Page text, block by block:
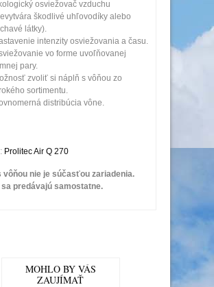
osviežovač vzduchu
škodlivé uhľovodíky alebo
látky).
intenzity osviežovania a času.
vo forme uvoľňovanej
pary.
zvoliť si náplň s vôňou zo
sortimentu.
distribúcia vône.
Prolitec Air Q 270
vôňou nie je súčasťou zariadenia.
sa predávajú samostatne.
MOHLO BY VÁS
ZAUJÍMAŤ